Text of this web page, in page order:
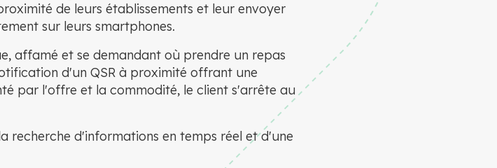
de leurs établissements et leur envoyer
sur leurs smartphones.
affamé et se demandant où prendre un repas
d'un QSR à proximité offrant une
par l'offre et la commodité, le client s'arrête au
recherche d'informations en temps réel et d'une